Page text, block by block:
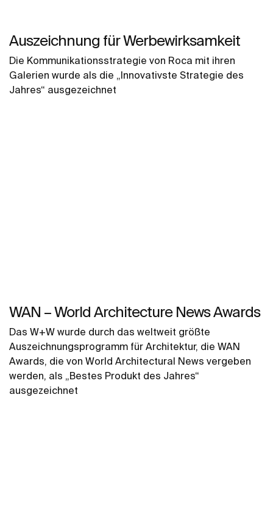
Auszeichnung für Werbewirksamkeit
Die Kommunikationsstrategie von Roca mit ihren
Galerien wurde als die „Innovativste Strategie des
Jahres“ ausgezeichnet
WAN – World Architecture News Awards
Das W+W wurde durch das weltweit größte
Auszeichnungsprogramm für Architektur, die WAN
Awards, die von World Architectural News vergeben
werden, als „Bestes Produkt des Jahres“
ausgezeichnet